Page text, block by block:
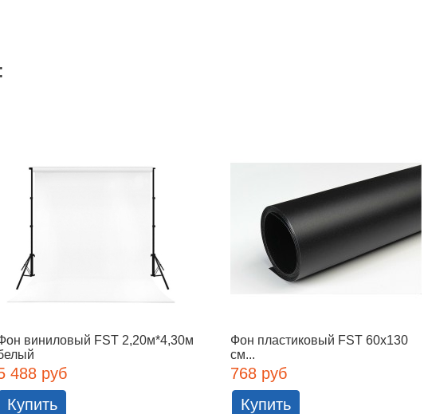
виниловый FST 2,20м*4,30м
488 руб
Купить
Фон пластиковый FST 60x130
см...
768 руб
Купить